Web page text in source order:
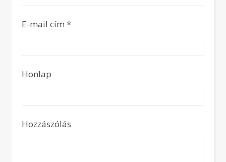
E-mail cím *
Honlap
Hozzászólás